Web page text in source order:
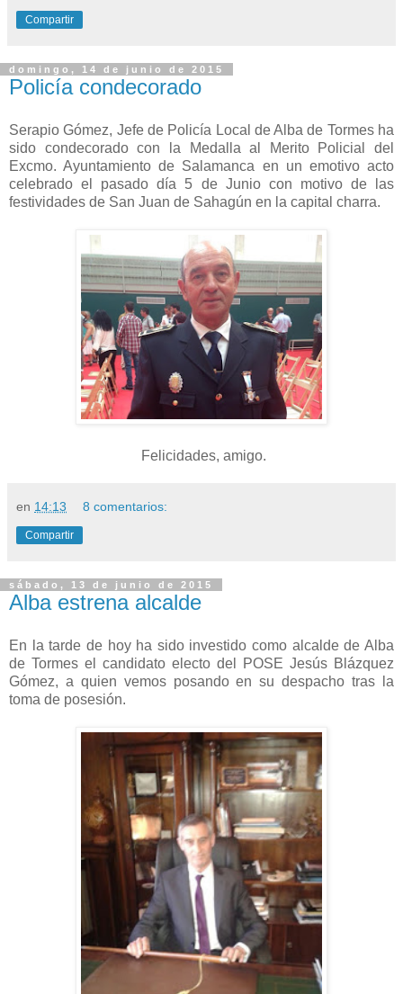
Compartir
domingo, 14 de junio de 2015
Policía condecorado
Serapio Gómez, Jefe de Policía Local de Alba de Tormes ha
sido condecorado con la Medalla al Merito Policial del
Excmo. Ayuntamiento de Salamanca en un emotivo acto
celebrado el pasado día 5 de Junio con motivo de las
festividades de San Juan de Sahagún en la capital charra.
Felicidades, amigo.
en 14:13 8 comentarios:
Compartir
sábado, 13 de junio de 2015
Alba estrena alcalde
En la tarde de hoy ha sido investido como alcalde de Alba
de Tormes el candidato electo del POSE Jesús Blázquez
Gómez, a quien vemos posando en su despacho tras la
toma de posesión.